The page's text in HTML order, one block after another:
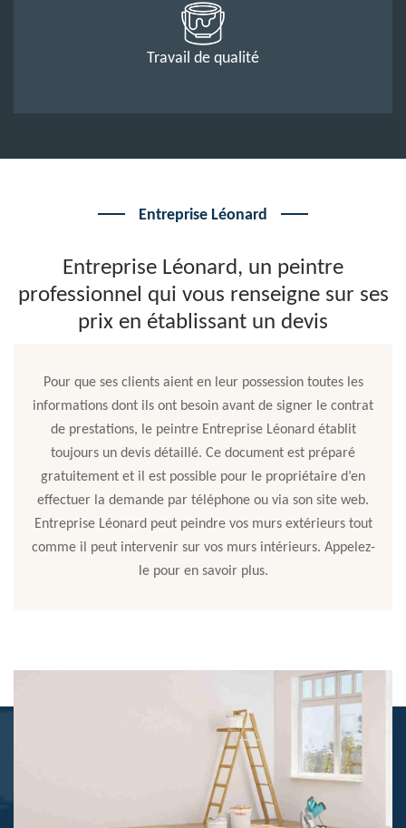
Travail de qualité
Entreprise Léonard
Entreprise Léonard, un peintre
professionnel qui vous renseigne sur ses
prix en établissant un devis
Pour que ses clients aient en leur possession toutes les
informations dont ils ont besoin avant de signer le contrat
de prestations, le peintre Entreprise Léonard établit
toujours un devis détaillé. Ce document est préparé
gratuitement et il est possible pour le propriétaire d’en
effectuer la demande par téléphone ou via son site web.
Entreprise Léonard peut peindre vos murs extérieurs tout
comme il peut intervenir sur vos murs intérieurs. Appelez-
le pour en savoir plus.